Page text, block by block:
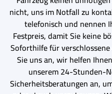
nicht, uns im Notfall zu
telefonisch und nennen
Festpreis, damit Sie keine
Soforthilfe für
Sie uns an, wir helfen
unserem 24-Stunden-
Sicherheitsberatungen an,